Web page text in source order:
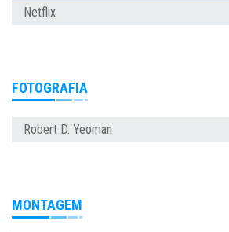
Netflix
FOTOGRAFIA
Robert D. Yeoman
MONTAGEM